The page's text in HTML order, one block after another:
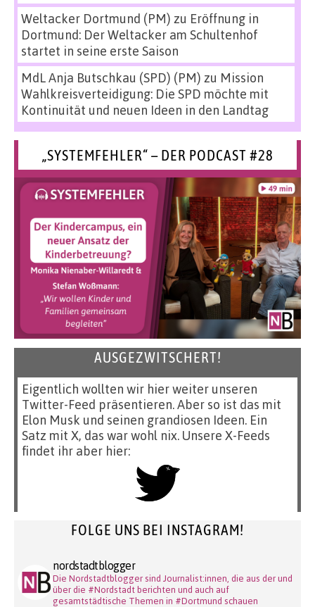
Weltacker Dortmund (PM) zu Eröffnung in
Dortmund: Der Weltacker am Schultenhof
startet in seine erste Saison
MdL Anja Butschkau (SPD) (PM) zu Mission
Wahlkreisverteidigung: Die SPD möchte mit
Kontinuität und neuen Ideen in den Landtag
„SYSTEMFEHLER“ – DER PODCAST #28
AUSGEZWITSCHERT!
Eigentlich wollten wir hier weiter unseren
Twitter-Feed präsentieren. Aber so ist das mit
Elon Musk und seinen grandiosen Ideen. Ein
Satz mit X, das war wohl nix. Unsere X-Feeds
findet ihr aber hier:
FOLGE UNS BEI INSTAGRAM!
nordstadtblogger
Die Nordstadtblogger sind Journalist:innen, die aus der und
über die #Nordstadt berichten und auch auf
gesamtstädtische Themen in #Dortmund schauen